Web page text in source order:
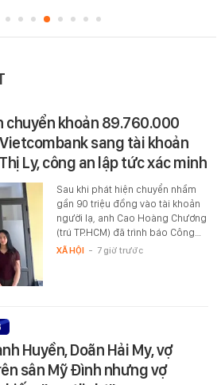
chuyển khoản 89.760.000
sang tài khoản
Ly, công an lập tức xác minh
Sau khi phát hiện chuyển nhầm
gần 90 triệu đồng vào tài khoản
người lạ, anh Cao Hoàng Chương
(trú TP.HCM) đã trình báo Công…
XÃ HỘI - 7 giờ trước
Huyền, Doãn Hải My, vợ
sân Mỹ Đình nhưng vợ